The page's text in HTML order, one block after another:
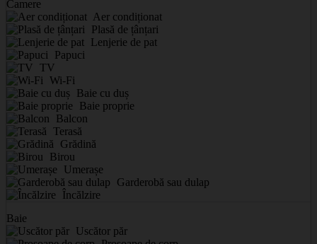
Camere
Aer condiționat
Plasă de țânțari
Lenjerie de pat
Papuci
TV
Wi-Fi
Baie cu duș
Baie proprie
Balcon
Terasă
Grădină
Birou
Umerașe
Garderobă sau dulap
Încălzire
Baie
Uscător păr